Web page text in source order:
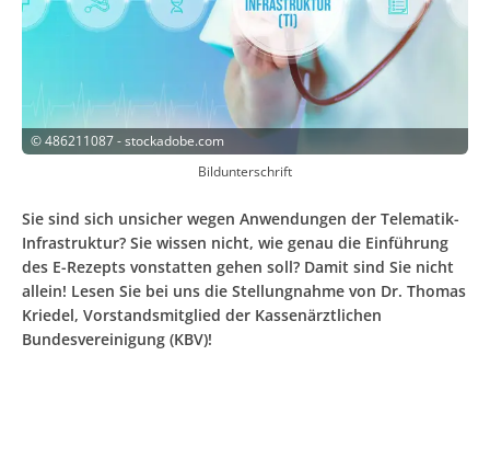
©486211087 - stockadobe.com
Bildunterschrift
Sie sind sich unsicher wegen Anwendungen der Telematik-
Infrastruktur? Sie wissen nicht, wie genau die Einführung
des E-Rezepts vonstatten gehen soll? Damit sind Sie nicht
allein! Lesen Sie bei uns die Stellungnahme von Dr. Thomas
Kriedel, Vorstandsmitglied der Kassenärztlichen
Bundesvereinigung (KBV)!